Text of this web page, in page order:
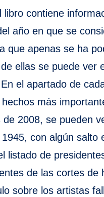
libro contiene
año en que se
que apenas se ha
ellas se puede ver
el apartado de
más
2008, se pueden
con algún
listado de
de las cortes
sobre los artistas